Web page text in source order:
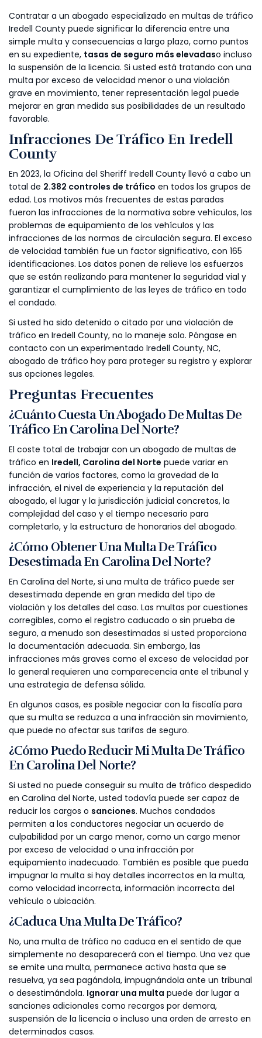
Contratar a un abogado especializado en multas de tráfico
Iredell County puede significar la diferencia entre una
simple multa y consecuencias a largo plazo, como puntos
en su expediente, tasas de seguro más elevadaso incluso
la suspensión de la licencia. Si usted está tratando con una
multa por exceso de velocidad menor o una violación
grave en movimiento, tener representación legal puede
mejorar en gran medida sus posibilidades de un resultado
favorable.
Infracciones De Tráfico En Iredell
County
En 2023, la Oficina del Sheriff Iredell County llevó a cabo un
total de 2.382 controles de tráfico en todos los grupos de
edad. Los motivos más frecuentes de estas paradas
fueron las infracciones de la normativa sobre vehículos, los
problemas de equipamiento de los vehículos y las
infracciones de las normas de circulación segura. El exceso
de velocidad también fue un factor significativo, con 165
identificaciones. Los datos ponen de relieve los esfuerzos
que se están realizando para mantener la seguridad vial y
garantizar el cumplimiento de las leyes de tráfico en todo
el condado.
Si usted ha sido detenido o citado por una violación de
tráfico en Iredell County, no lo maneje solo. Póngase en
contacto con un experimentado Iredell County, NC,
abogado de tráfico hoy para proteger su registro y explorar
sus opciones legales.
Preguntas Frecuentes
¿Cuánto Cuesta Un Abogado De Multas De
Tráfico En Carolina Del Norte?
El coste total de trabajar con un abogado de multas de
tráfico en Iredell, Carolina del Norte puede variar en
función de varios factores, como la gravedad de la
infracción, el nivel de experiencia y la reputación del
abogado, el lugar y la jurisdicción judicial concretos, la
complejidad del caso y el tiempo necesario para
completarlo, y la estructura de honorarios del abogado.
¿Cómo Obtener Una Multa De Tráfico
Desestimada En Carolina Del Norte?
En Carolina del Norte, si una multa de tráfico puede ser
desestimada depende en gran medida del tipo de
violación y los detalles del caso. Las multas por cuestiones
corregibles, como el registro caducado o sin prueba de
seguro, a menudo son desestimadas si usted proporciona
la documentación adecuada. Sin embargo, las
infracciones más graves como el exceso de velocidad por
lo general requieren una comparecencia ante el tribunal y
una estrategia de defensa sólida.
En algunos casos, es posible negociar con la fiscalía para
que su multa se reduzca a una infracción sin movimiento,
que puede no afectar sus tarifas de seguro.
¿Cómo Puedo Reducir Mi Multa De Tráfico
En Carolina Del Norte?
Si usted no puede conseguir su multa de tráfico despedido
en Carolina del Norte, usted todavía puede ser capaz de
reducir los cargos o sanciones. Muchos condados
permiten a los conductores negociar un acuerdo de
culpabilidad por un cargo menor, como un cargo menor
por exceso de velocidad o una infracción por
equipamiento inadecuado. También es posible que pueda
impugnar la multa si hay detalles incorrectos en la multa,
como velocidad incorrecta, información incorrecta del
vehículo o ubicación.
¿Caduca Una Multa De Tráfico?
No, una multa de tráfico no caduca en el sentido de que
simplemente no desaparecerá con el tiempo. Una vez que
se emite una multa, permanece activa hasta que se
resuelva, ya sea pagándola, impugnándola ante un tribunal
o desestimándola. Ignorar una multa puede dar lugar a
sanciones adicionales como recargos por demora,
suspensión de la licencia o incluso una orden de arresto en
determinados casos.